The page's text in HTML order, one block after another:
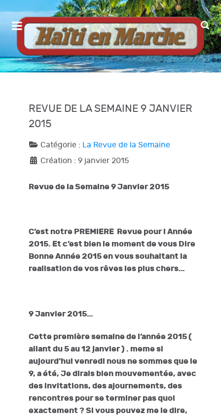
REVUE DE LA SEMAINE 9 JANVIER
2015
Catégorie : La Revue de la Semaine
Création : 9 janvier 2015
Revue de la Semaine 9 Janvier 2015
C’est notre PREMIERE Revue pour l Année
2015. Et c’est bien le moment de vous Dire
Bonne Année 2015 en vous souhaitant la
realisation de vos rêves les plus chers…
9 Janvier 2015…
Cette première semaine de l’année 2015 (
allant du 5 au 12 janvier ) . meme si
aujourd’hui venredi nous ne sommes que le
9, a été, Je dirais bien mouvementée, avec
des invitations, des ajournements, des
rencontres pour se terminer pas quoi
exactement ? Si vous pouvez me le dire,